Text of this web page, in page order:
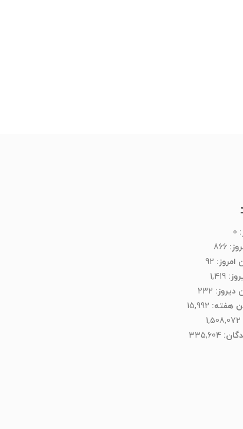
0
866
امروز: 92
1,419
دیروز: 232
هفته: 15,992
1,508,072
335,604